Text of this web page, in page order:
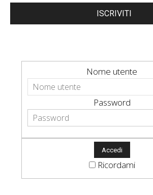
ISCRIVITI
Nome utente
Password
Ricordami